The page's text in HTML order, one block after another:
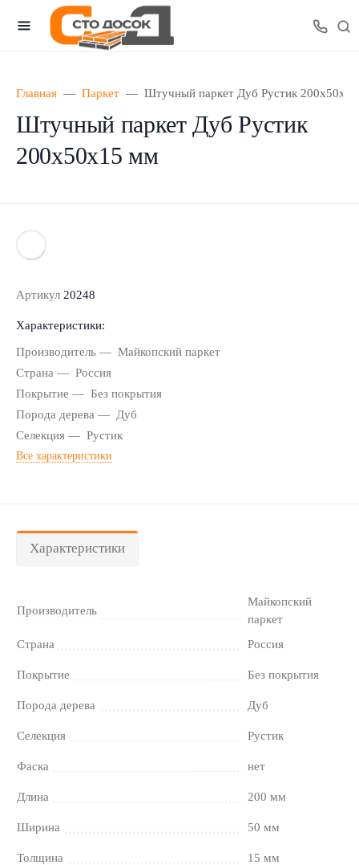
Главная Паркет Штучный паркет Дуб Рустик
Штучный паркет Дуб Рустик
200х50х15 мм
Артикул 20248
Характеристики:
Производитель
Майкопский паркет
Страна
Россия
Покрытие
Без покрытия
Порода дерева
Дуб
Селекция
Рустик
Все характеристики
Характеристики
Производитель
Майкопский
паркет
Страна
Россия
Покрытие Без покрытия
Порода дерева Дуб
Селекция Рустик
Фаска нет
Длина 200 мм
Ширина 50 мм
Толщина 15 мм